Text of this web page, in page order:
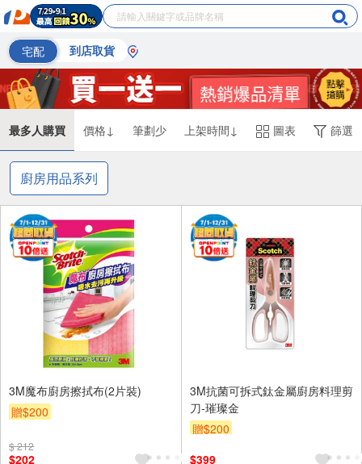
宅配 到店取貨
最多人購買 價格↓ 筆劃少 上架時間↓ 圖表 篩選
廚房用品系列
3M魔布廚房擦拭布(2片裝)
贈$200
$ 212
$202
3M抗菌可拆式鈦金屬廚房料理剪
刀-璀璨金
贈$200
$399